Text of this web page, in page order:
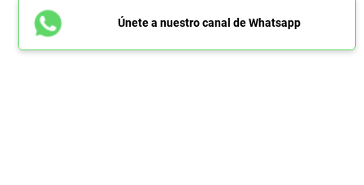
Únete a nuestro canal de Whatsapp